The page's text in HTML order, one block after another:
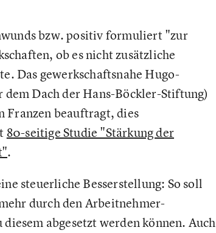
bzw. positiv formuliert "zur
ob es nicht zusätzliche
Das gewerkschaftsnahe Hugo-
Dach der Hans-Böckler-Stiftung)
Franzen beauftragt, dies
80-seitige Studie "Stärkung der
.
steuerliche Besserstellung: So soll
durch den Arbeitnehmer-
abgesetzt werden können. Auch